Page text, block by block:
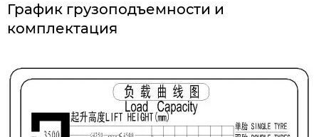
График грузоподъемности и
комплектация